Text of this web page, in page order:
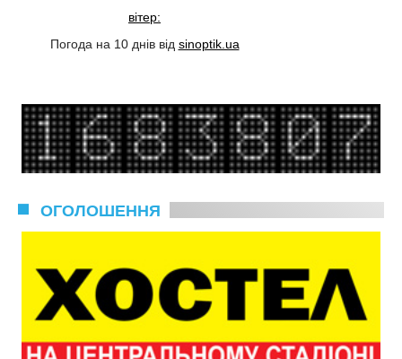
вітер:
Погода на 10 днів від sinoptik.ua
ОГОЛОШЕННЯ